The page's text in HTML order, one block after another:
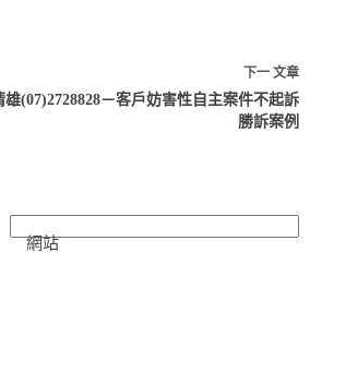
下一 文章
(07)2728828－客戶妨害性自主案件不起訴
勝訴案例
網站